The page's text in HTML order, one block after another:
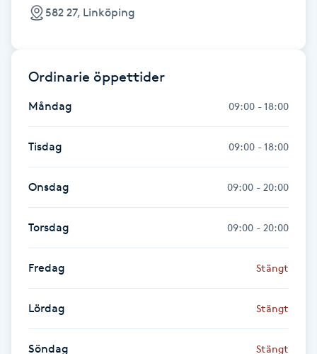
Fotvård
Fransar
Fransfärgning
Fransförlängning
Fransförlängning Megavolym
Fransförlängning Volym
Fransk manikyr
Fransrengöring
582 27, Linköping
Ordinarie öppettider
Måndag 09:00 - 18:00
Tisdag 09:00 - 18:00
Onsdag 09:00 - 20:00
Torsdag 09:00 - 20:00
Fredag Stängt
Lördag Stängt
Söndag Stängt